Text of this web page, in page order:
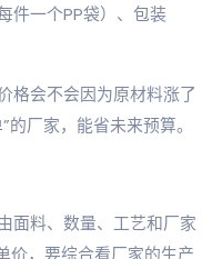
件一个PP袋）、包装
格会不会因为原材料涨了
厂家，能省未来预算。
面料、数量、工艺和厂家